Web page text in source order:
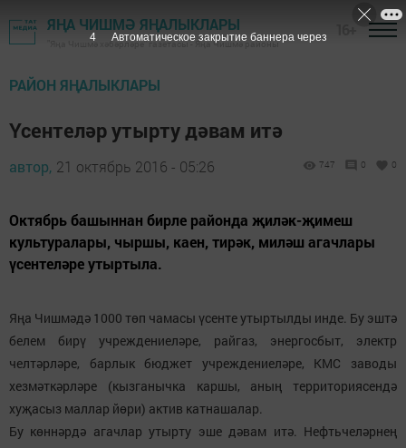
ЯҢА ЧИШМӘ ЯҢАЛЫКЛАРЫ
"Яңа Чишмә хәбәрләре" газетасы - Яңа Чишмә районы
РАЙОН ЯҢАЛЫКЛАРЫ
Үсентеләр утырту дәвам итә
автор, 21 октябрь 2016 - 05:26 747 0 0
Октябрь башыннан бирле районда җиләк-җимеш
культуралары, чыршы, каен, тирәк, миләш агачлары
үсентеләре утыртыла.
Яңа Чишмәдә 1000 төп чамасы үсенте утыртылды инде. Бу эштә
белем бирү учреждениеләре, райгаз, энергосбыт, электр
челтәрләре, барлык бюджет учреждениеләре, КМС заводы
хезмәткәрләре (кызганычка каршы, аның территориясендә
хуҗасыз маллар йөри) актив катнашалар.
Бу көннәрдә агачлар утырту эше дәвам итә. Нефтьчеләрнең
3 Автоматическое закрытие баннера через